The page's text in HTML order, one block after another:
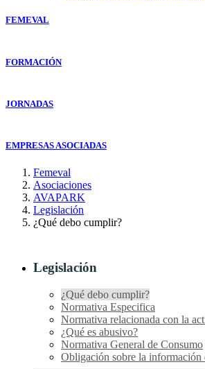
FEMEVAL
FORMACIÓN
JORNADAS
EMPRESAS ASOCIADAS
Femeval
Asociaciones
AVAPARK
Legislación
¿Qué debo cumplir?
Legislación
¿Qué debo cumplir?
Normativa Especifica
Normativa relacionada con la
¿Qué es abusivo?
Normativa General de Consumo
Obligación sobre la información